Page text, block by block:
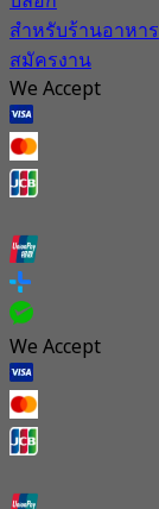
สำหรับร้านอาหาร
สมัครงาน
We Accept
We Accept